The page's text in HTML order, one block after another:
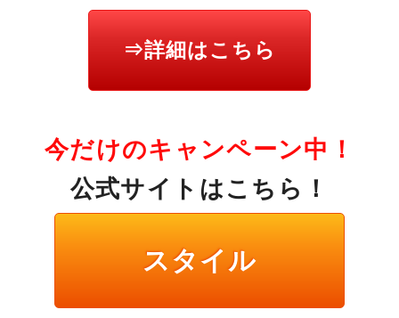
⇒詳細はこちら
今だけのキャンペーン中！
公式サイトはこちら！
スタイル